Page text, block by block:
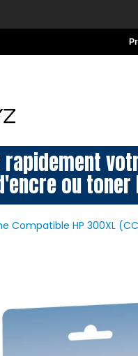
rapidement
ou toner
Compatible HP 300XL